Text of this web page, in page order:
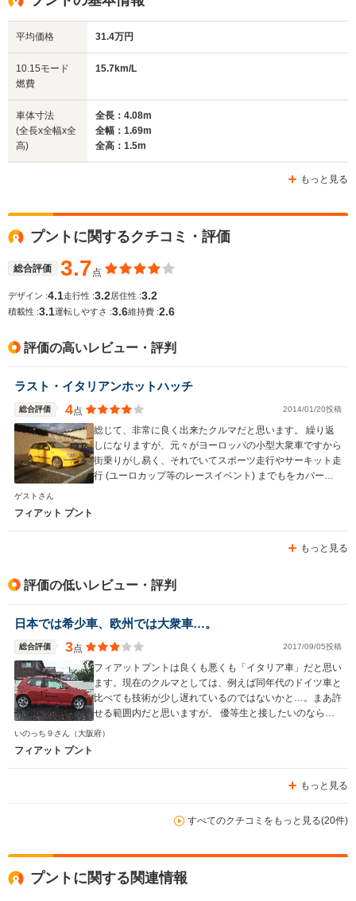
サイズ
(全長x全幅x全高)
WLTCモード
燃費
排気量
駆動方式
全長
-m
-
1368cc
FF
-
平均価格 31.4万円
10.15モード
燃費
15.7km/L
車体寸法
(全長x全幅x全
高)
全長：4.08m
全幅：1.69m
全高：1.5m
もっと見る
プントに関するクチコミ・評価
総合評価 3.7点
デザイン :4.1走行性 :3.2居住性 :3.2
積載性 :3.1運転しやすさ :3.6維持費 :2.6
評価の高いレビュー・評判
ラスト・イタリアンホットハッチ
総合評価 4点 2014/01/20投稿
総じて、非常に良く出来たクルマだと思います。 繰り返
しになりますが、元々がヨーロッパの小型大衆車ですから
街乗りがし易く、それでいてスポーツ走行やサーキット走
行 (ユーロカップ等のレースイベント) までもをカバーす
ゲストさん
フィアット プント
もっと見る
評価の低いレビュー・評判
日本では希少車、欧州では大衆車…。
総合評価 3点 2017/09/05投稿
フィアットプントは良くも悪くも「イタリア車」だと思い
ます。現在のクルマとしては、例えば同年代のドイツ車と
比べても技術が少し遅れているのではないかと…。まあ許
せる範囲内だと思いますが。 優等生と接したいのなら、
日本車・ドイツ車。変わり者や個性的な娘と付き合いたい
いのっち９さん （大阪府）
フィアット プント
もっと見る
すべてのクチコミをもっと見る(20件)
プントに関する関連情報